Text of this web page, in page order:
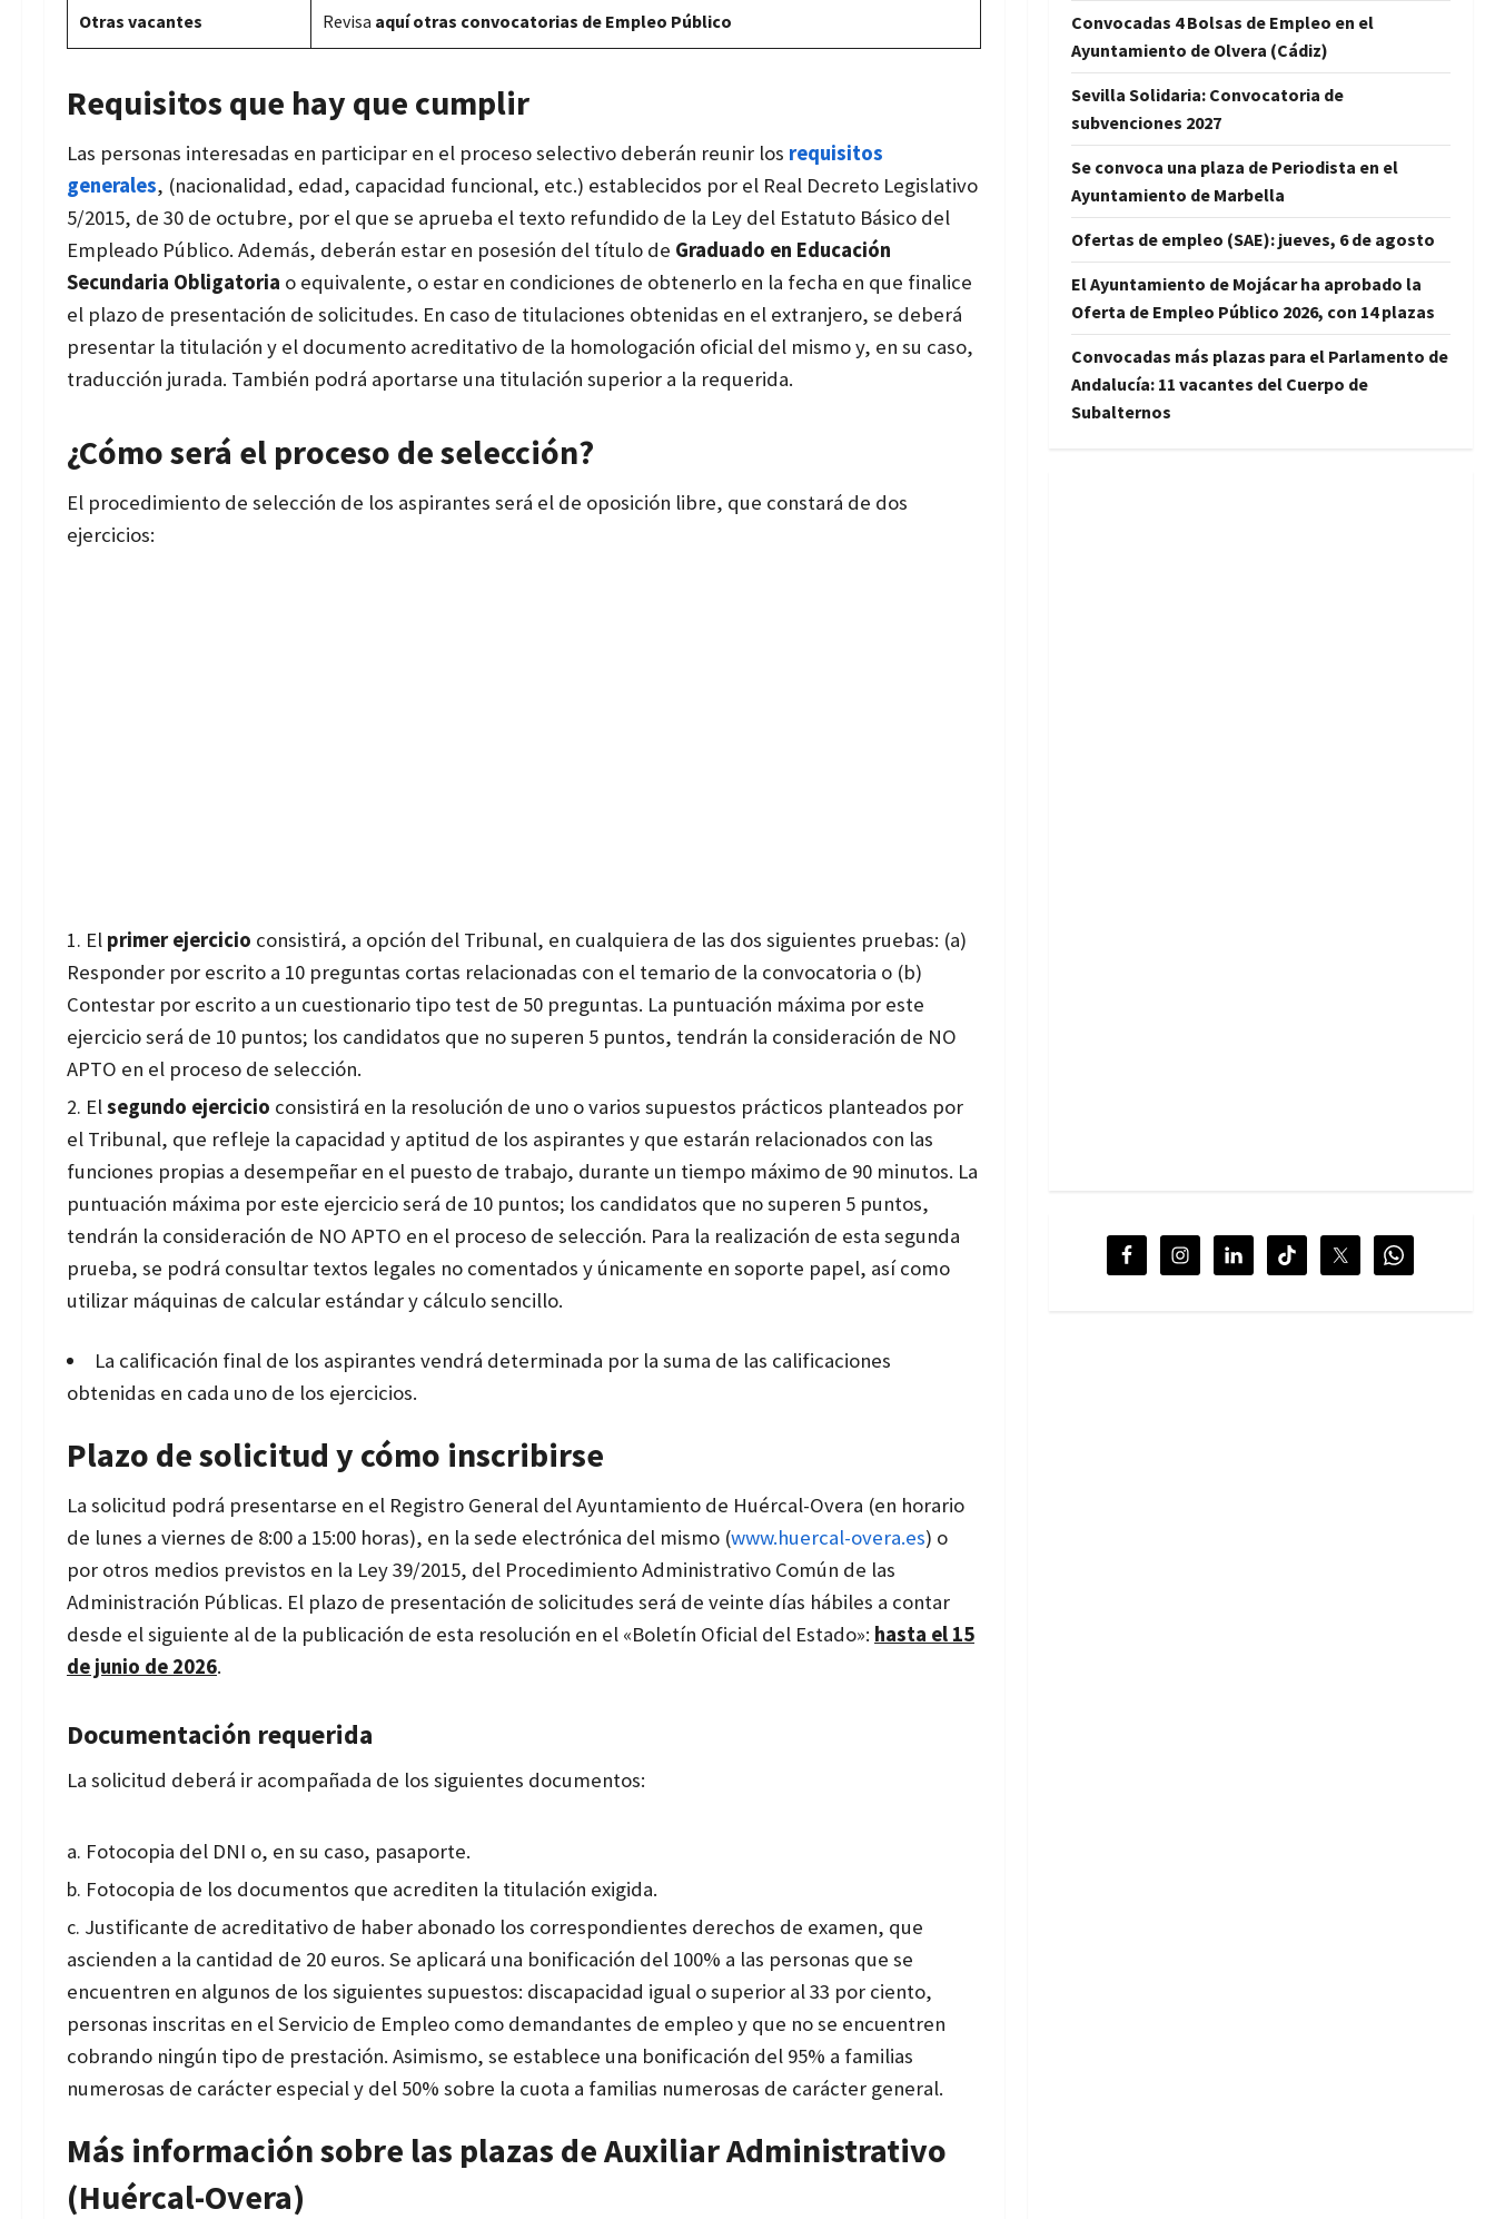
Otras vacantes Revisa aquí otras convocatorias de Empleo Público
Requisitos que hay que cumplir
Las personas interesadas en participar en el proceso selectivo deberán reunir los requisitos
generales, (nacionalidad, edad, capacidad funcional, etc.) establecidos por el Real Decreto Legislativo
5/2015, de 30 de octubre, por el que se aprueba el texto refundido de la Ley del Estatuto Básico del
Empleado Público. Además, deberán estar en posesión del título de Graduado en Educación
Secundaria Obligatoria o equivalente, o estar en condiciones de obtenerlo en la fecha en que finalice
el plazo de presentación de solicitudes. En caso de titulaciones obtenidas en el extranjero, se deberá
presentar la titulación y el documento acreditativo de la homologación oficial del mismo y, en su caso,
traducción jurada. También podrá aportarse una titulación superior a la requerida.
¿Cómo será el proceso de selección?
El procedimiento de selección de los aspirantes será el de oposición libre, que constará de dos
ejercicios:
El primer ejercicio consistirá, a opción del Tribunal, en cualquiera de las dos siguientes pruebas: (a)
Responder por escrito a 10 preguntas cortas relacionadas con el temario de la convocatoria o (b)
Contestar por escrito a un cuestionario tipo test de 50 preguntas. La puntuación máxima por este
ejercicio será de 10 puntos; los candidatos que no superen 5 puntos, tendrán la consideración de NO
APTO en el proceso de selección.
Elsegundo ejercicio consistirá en la resolución de uno o varios supuestos prácticos planteados por
el Tribunal, que refleje la capacidad y aptitud de los aspirantes y que estarán relacionados con las
funciones propias a desempeñar en el puesto de trabajo, durante un tiempo máximo de 90 minutos. La
puntuación máxima por este ejercicio será de 10 puntos; los candidatos que no superen 5 puntos,
tendrán la consideración de NO APTO en el proceso de selección. Para la realización de esta segunda
prueba, se podrá consultar textos legales no comentados y únicamente en soporte papel, así como
utilizar máquinas de calcular estándar y cálculo sencillo.
La calificación final de los aspirantes vendrá determinada por la suma de las calificaciones
obtenidas en cada uno de los ejercicios.
Plazo de solicitud y cómo inscribirse
La solicitud podrá presentarse en el Registro General delAyuntamiento de Huércal-Overa (en horario
de lunes a viernes de 8:00 a 15:00 horas), en la sede electrónica del mismo (www.huercal-overa.es) o
por otros medios previstos en la Ley 39/2015, del Procedimiento Administrativo Común de las
Administración Públicas. El plazo de presentación de solicitudes será de veinte días hábiles a contar
desde el siguiente al de la publicación de esta resolución en el «Boletín Oficial del Estado»: hasta el 15
de junio de 2026.
Documentación requerida
La solicitud deberá ir acompañada de los siguientes documentos:
Fotocopia del DNI o, en su caso, pasaporte.
Fotocopia de los documentos que acrediten la titulación exigida.
Justificante de acreditativo de haber abonado los correspondientes derechos de examen, que
ascienden a la cantidad de 20 euros. Se aplicará una bonificación del 100% a las personas que se
encuentren en algunos de los siguientes supuestos: discapacidad igual o superior al 33 por ciento,
personas inscritas en el Servicio de Empleo como demandantes de empleo y que no se encuentren
cobrando ningún tipo de prestación. Asimismo, se establece una bonificación del 95% a familias
numerosas de carácter especial y del 50% sobre la cuota a familias numerosas de carácter general.
Más información sobre las plazas de Auxiliar Administrativo
(Huércal-Overa)
Convocadas 4 Bolsas de Empleo en el
Ayuntamiento de Olvera (Cádiz)
Sevilla Solidaria: Convocatoria de
subvenciones 2027
Se convoca una plaza de Periodista en el
Ayuntamiento de Marbella
Ofertas de empleo (SAE): jueves, 6 de agosto
El Ayuntamiento de Mojácar ha aprobado la
Oferta de Empleo Público 2026, con 14 plazas
Convocadas más plazas para el Parlamento de
Andalucía: 11 vacantes del Cuerpo de
Subalternos